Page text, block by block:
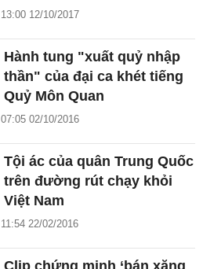
13:00 12/10/2017
Hành tung "xuất quỷ nhập
thần" của đại ca khét tiếng
Quỷ Môn Quan
07:05 02/10/2016
Tội ác của quân Trung Quốc
trên đường rút chạy khỏi
Việt Nam
11:54 22/02/2016
Clip chứng minh ‘bán xăng